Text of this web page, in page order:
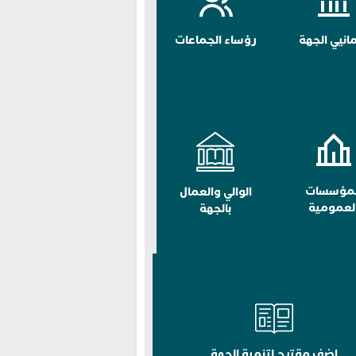
الجهة رؤساء الجماعات
الوالي والعمال
بالجهة